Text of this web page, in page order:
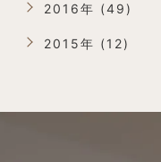
2016年 (49)
2015年 (12)